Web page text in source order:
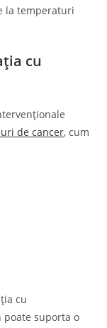
la temperaturi
cu
de cancer, cum
cu
poate suporta o